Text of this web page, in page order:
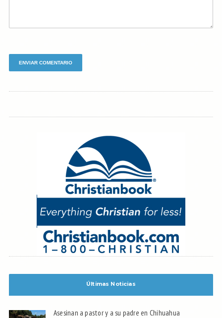
Últimas Noticias
Asesinan a pastor y a su padre en Chihuahua